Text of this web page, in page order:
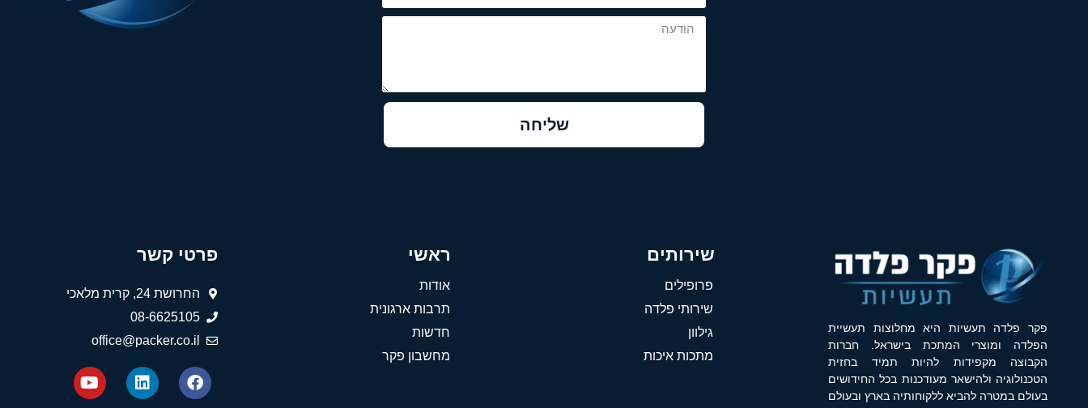
שליחה
פקר פלדה תעשיות היא מחלוצות תעשיית
הפלדה ומוצרי המתכת בישראל. חברות
הקבוצה מקפידות להיות תמיד בחזית
הטכנולוגיה ולהישאר מעודכנות בכל החידושים
בעולם במטרה להביא ללקוחותיה בארץ ובעולם
שירותים
פרופילים
שירותי פלדה
גילוון
מתכות איכות
ראשי
אודות
תרבות ארגונית
חדשות
מחשבון פקר
פרטי קשר
החרושת 24, קרית מלאכי
08-6625105
office@packer.co.il